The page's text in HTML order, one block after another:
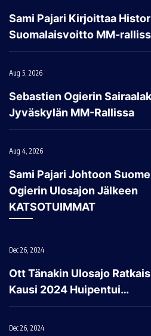
Sami Pajari Kirjoittaa
Suomalaisvoitto MM-
Aug 5, 2026
Sebastien Ogierin
Jyväskylän MM-Rallissa
Aug 4, 2026
Sami Pajari Johtoon
Ogierin Ulosajon Jälkeen
KATSOTUIMMAT
Dec 26, 2024
Ott Tänakin Ulosajo
Kausi 2024 Huipentui…
Dec 26, 2024